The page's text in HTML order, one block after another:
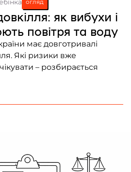
огляд
як вибухи і
повітря та воду
має довготривалі
Які ризики вже
– розбирається